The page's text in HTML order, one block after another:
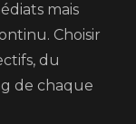
mais
Choisir
du
de chaque